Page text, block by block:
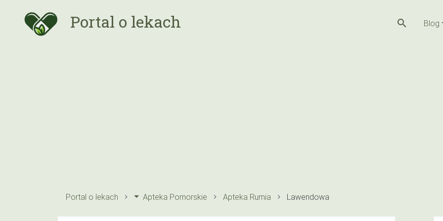
Portal o lekach search Blog
Portal o lekach Apteka Pomorskie Apteka Rumia Lawendowa